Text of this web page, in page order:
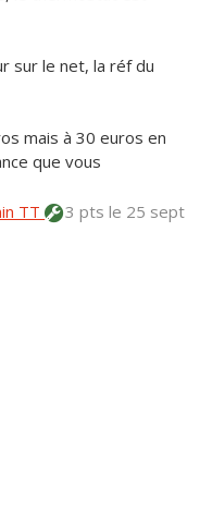
sur le net, la réf du
mais à 30 euros en
que vous
TT 3 ptsle 25 sept